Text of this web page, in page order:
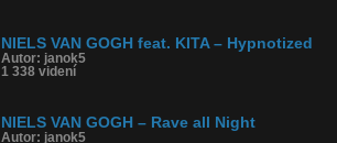
NIELS VAN GOGH feat. KITA – Hypnotized
Autor: janok5
1 338 videní
NIELS VAN GOGH – Rave all Night
Autor: janok5